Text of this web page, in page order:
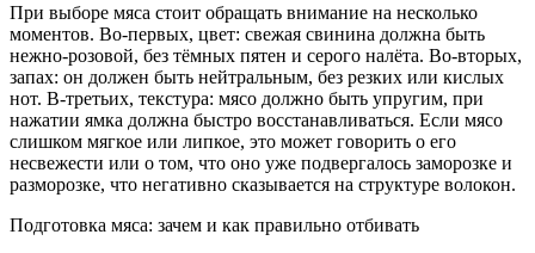
При выборе мяса стоит обращать внимание на несколько
моментов. Во‑первых, цвет: свежая свинина должна быть
нежно‑розовой, без тёмных пятен и серого налёта. Во‑вторых,
запах: он должен быть нейтральным, без резких или кислых
нот. В‑третьих, текстура: мясо должно быть упругим, при
нажатии ямка должна быстро восстанавливаться. Если мясо
слишком мягкое или липкое, это может говорить о его
несвежести или о том, что оно уже подвергалось заморозке и
разморозке, что негативно сказывается на структуре волокон.
Подготовка мяса: зачем и как правильно отбивать